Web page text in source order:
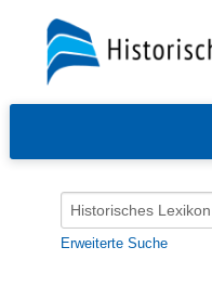
Erweiterte Suche